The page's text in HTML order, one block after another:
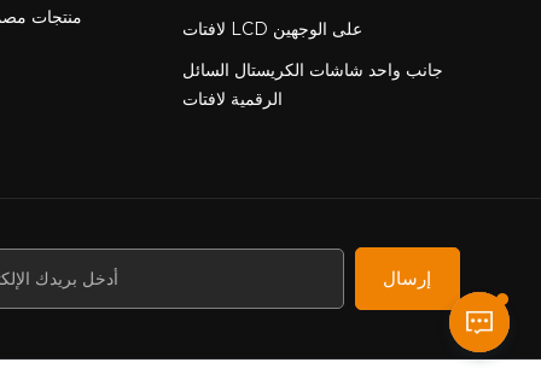
منتجات
لافتات LCD على الوجهين
جانب واحد شاشات الكريستال السائل
الرقمية لافتات
إرسال